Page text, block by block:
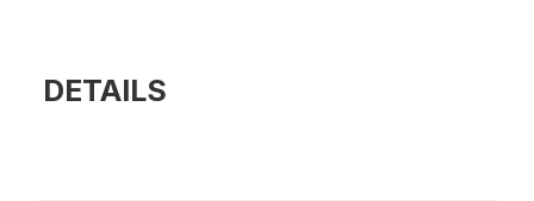
DETAILS